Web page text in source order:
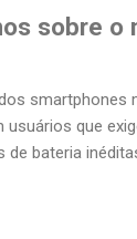
sobre o
smartphones
usuários que
bateria